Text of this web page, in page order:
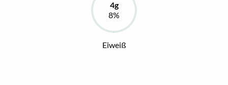
Eiweiß